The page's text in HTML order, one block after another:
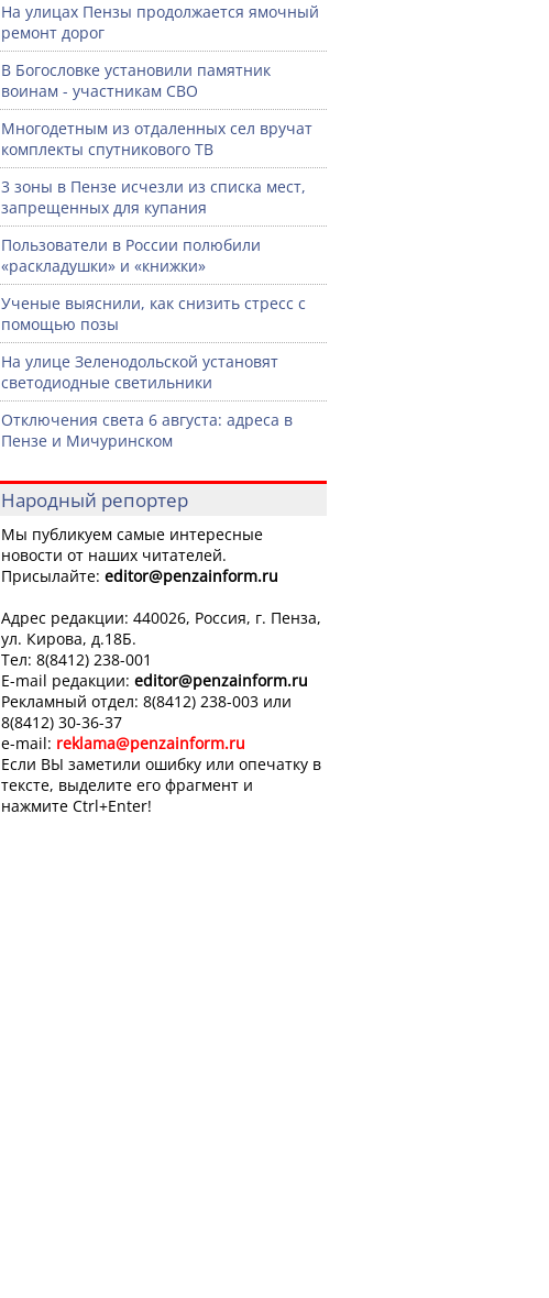
На улицах Пензы продолжается ямочный
ремонт дорог
В Богословке установили памятник
воинам - участникам СВО
Многодетным из отдаленных сел вручат
комплекты спутникового ТВ
3 зоны в Пензе исчезли из списка мест,
запрещенных для купания
Пользователи в России полюбили
«раскладушки» и «книжки»
Ученые выяснили, как снизить стресс с
помощью позы
На улице Зеленодольской установят
светодиодные светильники
Отключения света 6 августа: адреса в
Пензе и Мичуринском
Народный репортер
Мы публикуем самые интересные
новости от наших читателей.
Присылайте: editor@penzainform.ru
Адрес редакции: 440026, Россия, г. Пенза,
ул. Кирова, д.18Б.
Тел: 8(8412) 238-001
E-mail редакции: editor@penzainform.ru
Рекламный отдел: 8(8412) 238-003 или
8(8412) 30-36-37
e-mail: reklama@penzainform.ru
Если ВЫ заметили ошибку или опечатку в
тексте, выделите его фрагмент и
нажмите Ctrl+Enter!